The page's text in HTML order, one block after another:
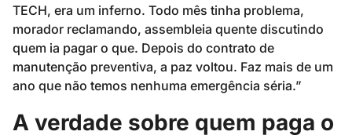
TECH, era um inferno. Todo mês tinha problema,
morador reclamando, assembleia quente discutindo
quem ia pagar o que. Depois do contrato de
manutenção preventiva, a paz voltou. Faz mais de um
ano que não temos nenhuma emergência séria.”
A verdade sobre quem paga o